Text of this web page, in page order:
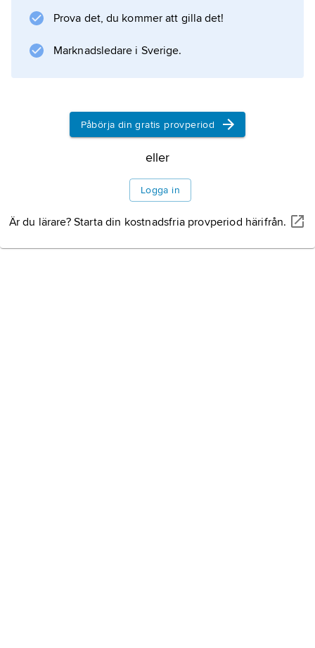
internationellt prisbelönta ”Det nya landet”
(2000), om två flyktingars odyssé genom
Sverige och deras möten
Information om artikeln
Prova det, du kommer att gilla det!
Marknadsledare i Sverige.
Påbörja din gratis provperiod
eller
Logga in
Är du lärare? Starta din kostnadsfria provperiod härifrån.